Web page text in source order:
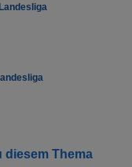
diesem Thema